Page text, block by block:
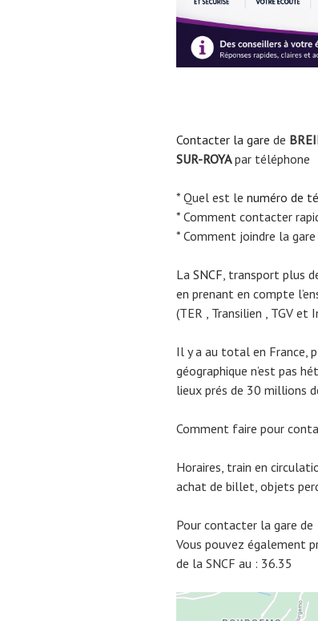
Contacter la gare de
SUR-ROYApar téléphone
* Quel est le numéro de
* Comment contacter
* Comment joindre la gare
La SNCF , transport plus
en prenant en compte
(TER , Transilien , TGV et
Il y a au total en France,
géographique n’est pas
lieux prés de 30 millions
Comment faire pour
Horaires, train en
achat de billet, objets
Pour contacter la gare de
Vous pouvez également
de la SNCF au : 36.35